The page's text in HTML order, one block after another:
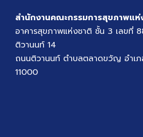
สำนักงานคณะกรรมการสุขภาพแห่
อาคารสุขภาพแห่งชาติ ชั้น 3 เลขที่
ติวานนท์ 14
ถนนติวานนท์ ตำบลตลาดขวัญ อำเ
11000